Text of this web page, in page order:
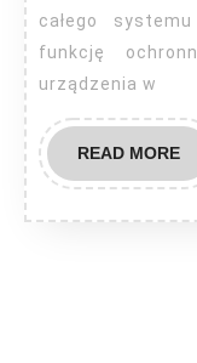
całego
funkcję
urządzenia w
READ MORE